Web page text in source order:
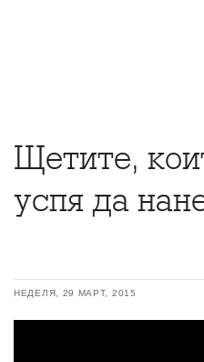
Щетите,
успя да
НЕДЕЛЯ, 29 МАРТ, 2015